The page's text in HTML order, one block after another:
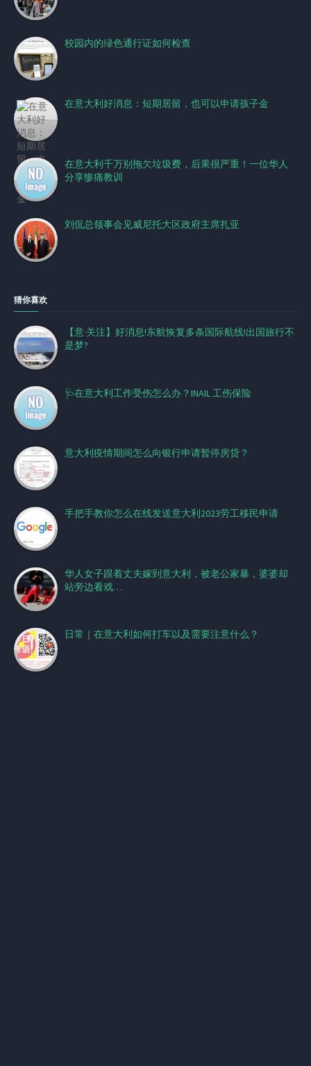
校园内的绿色通行证如何检查
在意大利好消息：短期居留，也可以申请孩子金
在意大利千万别拖欠垃圾费，后果很严重！一位华人
分享惨痛教训
刘侃总领事会见威尼托大区政府主席扎亚
猜你喜欢
【意·关注】好消息!东航恢复多条国际航线!出国旅行不
是梦?
🩺在意大利工作受伤怎么办？INAIL 工伤保险
意大利疫情期间怎么向银行申请暂停房贷？
手把手教你怎么在线发送意大利2023劳工移民申请
华人女子跟着丈夫嫁到意大利，被老公家暴，婆婆却
站旁边看戏…
日常｜在意大利如何打车以及需要注意什么？